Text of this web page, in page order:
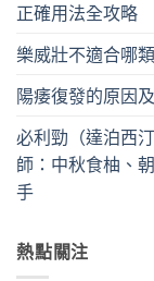
正確用法全攻略
樂威壯不適合哪
陽痿復發的原因
必利勁（達泊西
師：中秋食柚、
手
熱點關注